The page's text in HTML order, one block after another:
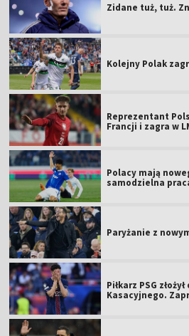
Zidane tuż, tuż.
Kolejny Polak
Reprezentant
Francji i zagra w
Polacy mają
samodzielna
Paryżanie z
Piłkarz PSG
Kasacyjnego.